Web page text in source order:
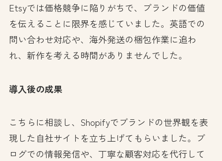
Etsyでは価格競争に陥りがちで、ブランドの価値
を伝えることに限界を感じていました。英語での
問い合わせ対応や、海外発送の梱包作業に追わ
れ、新作を考える時間がありませんでした。
導入後の成果
こちらに相談し、Shopifyでブランドの世界観を表
現した自社サイトを立ち上げてもらいました。ブ
ログでの情報発信や、丁寧な顧客対応を代行して